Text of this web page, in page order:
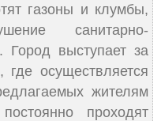
газоны и клумбы,
санитарно-
Город выступает за
где осуществляется
жителям
проходят